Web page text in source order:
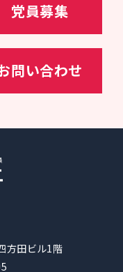
党員募集
問い合わせ
方田ビル1階